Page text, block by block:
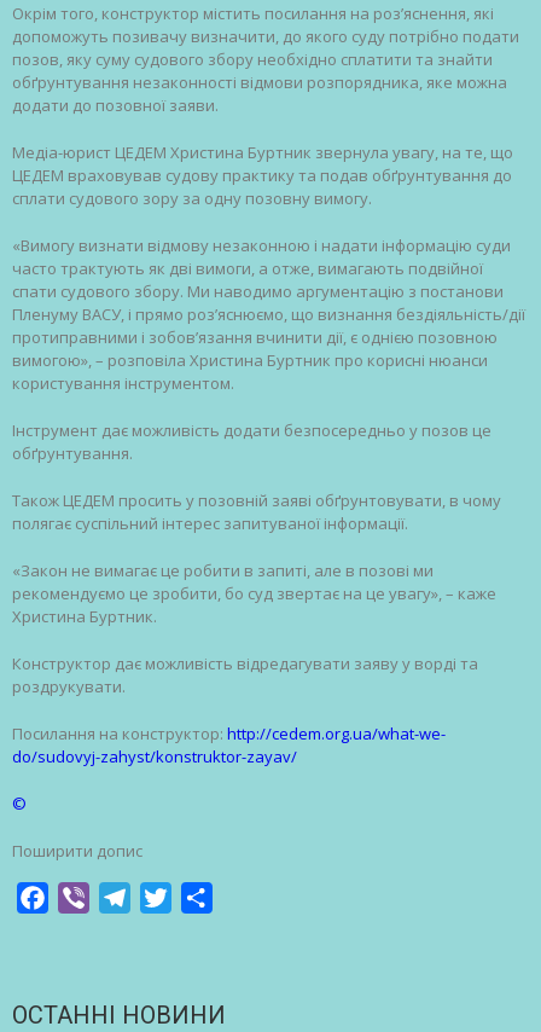
Окрім того, конструктор містить посилання на роз’яснення, які
допоможуть позивачу визначити, до якого суду потрібно подати
позов, яку суму судового збору необхідно сплатити та знайти
обґрунтування незаконності відмови розпорядника, яке можна
додати до позовної заяви.
Медіа-юрист ЦЕДЕМ Христина Буртник звернула увагу, на те, що
ЦЕДЕМ враховував судову практику та подав обґрунтування до
сплати судового зору за одну позовну вимогу.
«Вимогу визнати відмову незаконною і надати інформацію суди
часто трактують як дві вимоги, а отже, вимагають подвійної
спати судового збору. Ми наводимо аргументацію з постанови
Пленуму ВАСУ, і прямо роз’яснюємо, що визнання бездіяльність/дії
протиправними і зобов’язання вчинити дії, є однією позовною
вимогою», – розповіла Христина Буртник про корисні нюанси
користування інструментом.
Інструмент дає можливість додати безпосередньо у позов це
обґрунтування.
Також ЦЕДЕМ просить у позовній заяві обґрунтовувати, в чому
полягає суспільний інтерес запитуваної інформації.
«Закон не вимагає це робити в запиті, але в позові ми
рекомендуємо це зробити, бо суд звертає на це увагу», – каже
Христина Буртник.
Конструктор дає можливість відредагувати заяву у ворді та
роздрукувати.
Посилання на конструктор: http://cedem.org.ua/what-we-
do/sudovyj-zahyst/konstruktor-zayav/
©
Поширити допис
Facebook
Viber TelegramTwitter
ОСТАННІ НОВИНИ